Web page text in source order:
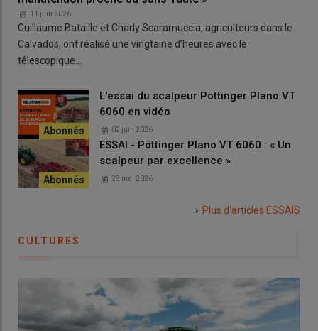
11 juin 2026
Guillaume Bataille et Charly Scaramuccia, agriculteurs dans le
Calvados, ont réalisé une vingtaine d’heures avec le
télescopique…
L'essai du scalpeur Pöttinger Plano VT
6060 en vidéo
02 juin 2026
ESSAI - Pöttinger Plano VT 6060 : « Un
scalpeur par excellence »
28 mai 2026
Plus d'articles ESSAIS
CULTURES